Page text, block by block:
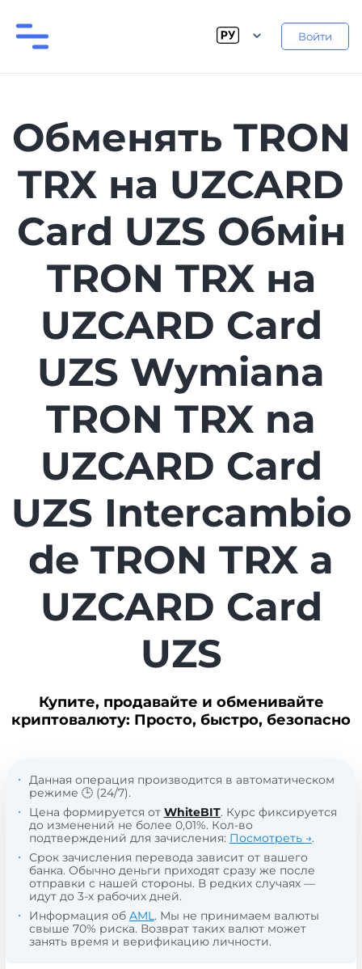
Войти
Обменять TRON
TRX на UZCARD
Card UZS Обмін
TRON TRX на
UZCARD Card
UZS Wymiana
TRON TRX na
UZCARD Card
UZS Intercambio
de TRON TRX a
UZCARD Card
UZS
Купите, продавайте и обменивайте
криптовалюту: Просто, быстро, безопасно
Данная операция производится в автоматическом
режиме 🕒 (24/7).
Цена формируется от WhiteBIT. Курс фиксируется
до изменений не более 0,01%. Кол-во
подтверждений для зачисления: Посмотреть →.
Срок зачисления перевода зависит от вашего
банка. Обычно деньги приходят сразу же после
отправки с нашей стороны. В редких случаях —
идут до 3-х рабочих дней.
Информация об AML. Мы не принимаем валюты
свыше 70% риска. Возврат таких валют может
занять время и верификацию личности.